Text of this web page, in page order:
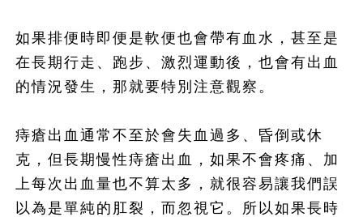
如果排便時即便是軟便也會帶有血水，甚至是
在長期行走、跑步、激烈運動後，也會有出血
的情況發生，那就要特別注意觀察。
痔瘡出血通常不至於會失血過多、昏倒或休
克，但長期慢性痔瘡出血，如果不會疼痛、加
上每次出血量也不算太多，就很容易讓我們誤
以為是單純的肛裂，而忽視它。所以如果長時